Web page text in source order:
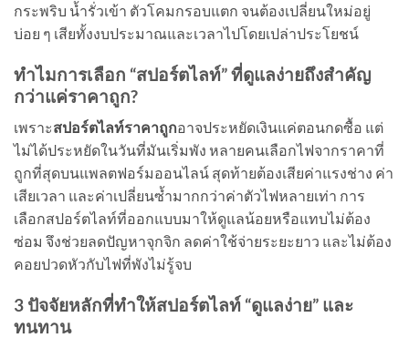
กระพริบ น้ำรั่วเข้า ตัวโคมกรอบแตก จนต้องเปลี่ยนใหม่อยู่
บ่อย ๆ เสียทั้งงบประมาณและเวลาไปโดยเปล่าประโยชน์
ทำไมการเลือก “สปอร์ตไลท์” ที่ดูแลง่ายถึงสำคัญ
กว่าแค่ราคาถูก?
เพราะสปอร์ตไลท์ราคาถูกอาจประหยัดเงินแค่ตอนกดซื้อ แต่
ไม่ได้ประหยัดในวันที่มันเริ่มพัง หลายคนเลือกไฟจากราคาที่
ถูกที่สุดบนแพลตฟอร์มออนไลน์ สุดท้ายต้องเสียค่าแรงช่าง ค่า
เสียเวลา และค่าเปลี่ยนซ้ำมากกว่าค่าตัวไฟหลายเท่า การ
เลือกสปอร์ตไลท์ที่ออกแบบมาให้ดูแลน้อยหรือแทบไม่ต้อง
ซ่อม จึงช่วยลดปัญหาจุกจิก ลดค่าใช้จ่ายระยะยาว และไม่ต้อง
คอยปวดหัวกับไฟที่พังไม่รู้จบ
3 ปัจจัยหลักที่ทำให้สปอร์ตไลท์ “ดูแลง่าย” และ
ทนทาน